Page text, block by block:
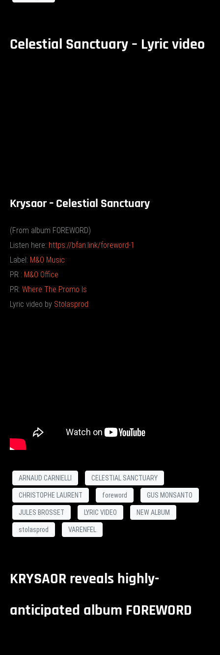
Celestial Sanctuary – Lyric video
Krysaor – Celestial Sanctuary
(From album FOREWORD)
Listen here: https://bfan.link/foreword-1
Label: M&O Music
PR : M&O Office
PR: Where The Promo Is
Lyric video by Stolasprod
ARNAUD CARNIELLI CELESTIAL SANCTUARY
CHRISTOPHE LAURENT foreword GUS MONSANTO
JULES BROSSET LYRIC VIDEO NEW ALBUM
stolasprod VARENFEL
KRYSAOR reveals highly-
anticipated album FOREWORD